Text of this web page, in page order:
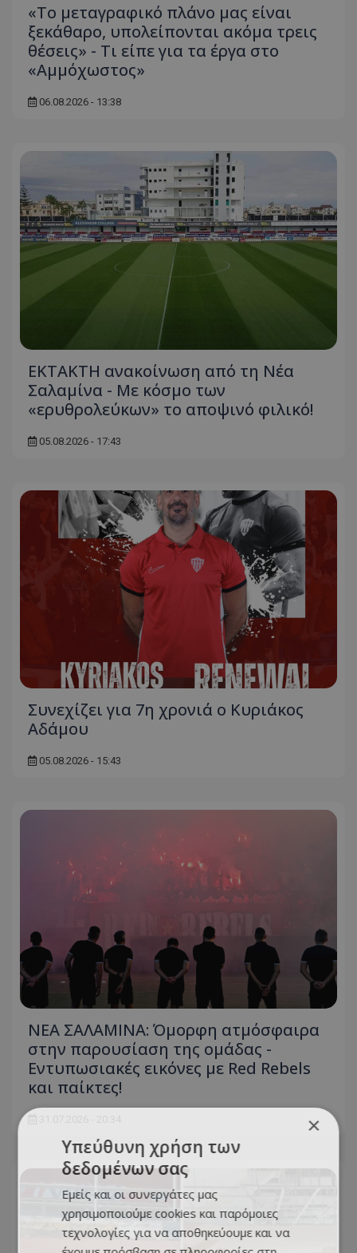
«Το μεταγραφικό πλάνο μας είναι
ξεκάθαρο, υπολείπονται ακόμα τρεις
θέσεις» - Τι είπε για τα έργα στο
«Αμμόχωστος»
06.08.2026 - 13:38
ΕΚΤΑΚΤΗ ανακοίνωση από τη Νέα
Σαλαμίνα - Με κόσμο των
«ερυθρολεύκων» το αποψινό φιλικό!
05.08.2026 - 17:43
Συνεχίζει για 7η χρονιά ο Κυριάκος
Αδάμου
05.08.2026 - 15:43
ΝΕΑ ΣΑΛΑΜΙΝΑ: Όμορφη ατμόσφαιρα
στην παρουσίαση της ομάδας -
Εντυπωσιακές εικόνες με Red Rebels
και παίκτες!
×
Υπεύθυνη χρήση των
δεδομένων σας
Εμείς και οι συνεργάτες μας
χρησιμοποιούμε cookies και παρόμοιες
τεχνολογίες για να αποθηκεύουμε και να